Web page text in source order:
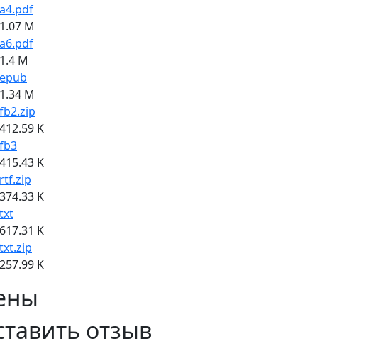
a4.pdf
1.07 M
a6.pdf
1.4 M
epub
1.34 M
fb2.zip
412.59 K
fb3
415.43 K
rtf.zip
374.33 K
txt
617.31 K
txt.zip
257.99 K
отзыв